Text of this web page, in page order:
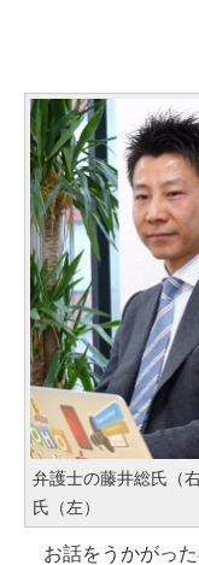
弁護士の藤井総氏（
氏（左）
お話をうかがった